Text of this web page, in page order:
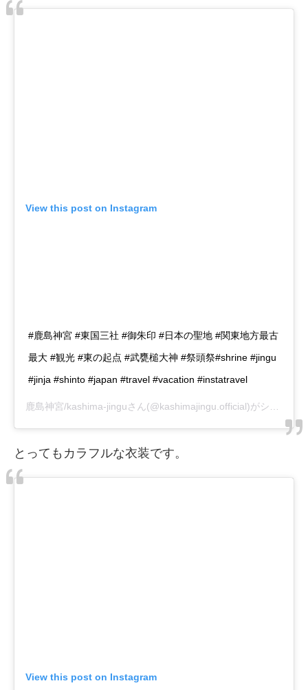
View this post on Instagram
#鹿島神宮 #東国三社 #御朱印 #日本の聖地 #関東地方最古
最大 #観光 #東の起点 #武甕槌大神 #祭頭祭#shrine #jingu
#jinja #shinto #japan #travel #vacation #instatravel
鹿島神宮/kashima-jinguさん(@kashimajingu.official)がシェアした投稿 –
とってもカラフルな衣装です。
View this post on Instagram